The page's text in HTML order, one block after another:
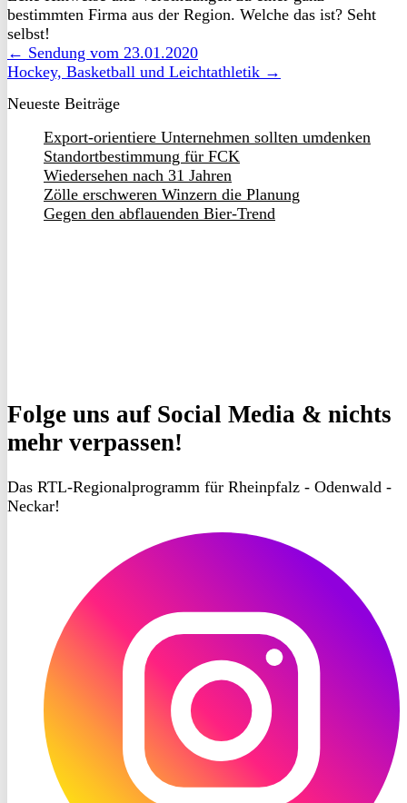
bestimmten Firma aus der Region. Welche das ist? Seht
selbst!
← Sendung vom 23.01.2020
Hockey, Basketball und Leichtathletik →
Neueste Beiträge
Export-orientiere Unternehmen sollten umdenken
Standortbestimmung für FCK
Wiedersehen nach 31 Jahren
Zölle erschweren Winzern die Planung
Gegen den abflauenden Bier-Trend
Folge uns auf Social Media & nichts
mehr verpassen!
Das RTL-Regionalprogramm für Rheinpfalz - Odenwald -
Neckar!
Instagram